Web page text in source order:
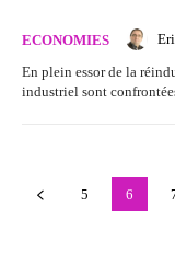
ECONOMIES
En plein essor de la
industriel sont
5 6